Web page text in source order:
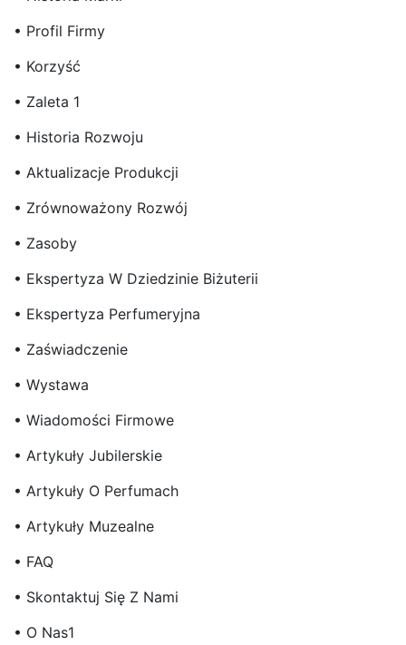
• Profil Firmy
• Korzyść
• Zaleta 1
• Historia Rozwoju
• Aktualizacje Produkcji
• Zrównoważony Rozwój
• Zasoby
• Ekspertyza W Dziedzinie Biżuterii
• Ekspertyza Perfumeryjna
• Zaświadczenie
• Wystawa
• Wiadomości Firmowe
• Artykuły Jubilerskie
• Artykuły O Perfumach
• Artykuły Muzealne
• FAQ
• Skontaktuj Się Z Nami
• O Nas1